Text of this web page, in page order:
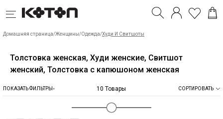
Толстовка женская, Худи женские, Свитшот
женский, Толстовка с капюшоном женская
Домашняя страница/Женщины/Одежда/Худи И Свитшоты
ПОКАЗАТЬ ФИЛЬТРЫ 10 Товары СОРТИРОВАТЬ